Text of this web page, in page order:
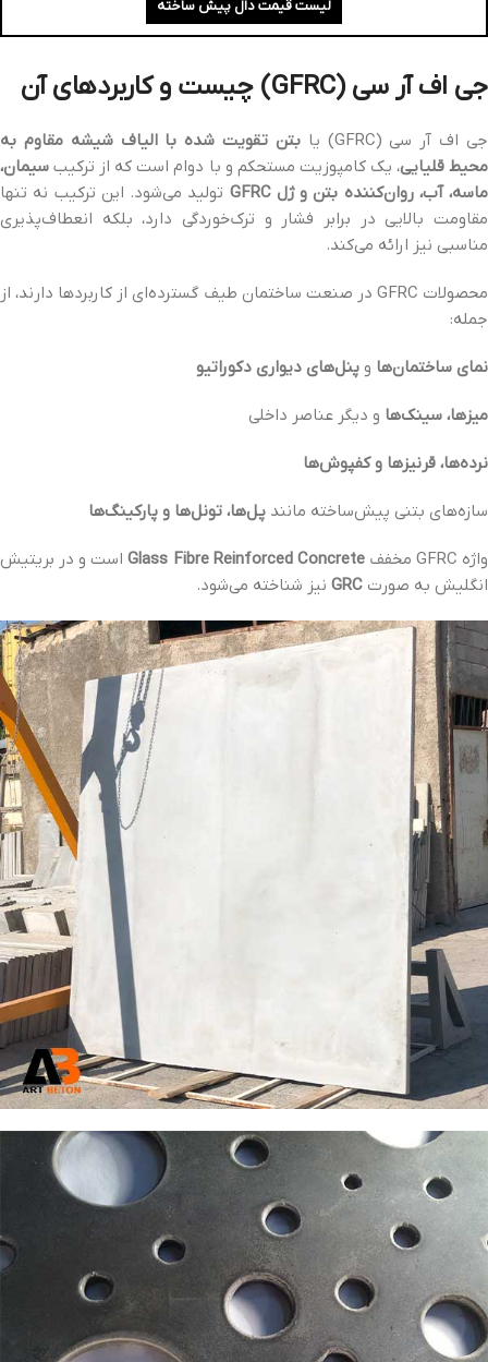
لیست قیمت دال پیش ساخته
جی اف آر سی (GFRC) چیست و کاربردهای آن
جی اف آر سی (GFRC) یا
بتن تقویت شده با الیاف شیشه مقاوم به
محیط قلیایی، یک کامپوزیت مستحکم و با دوام است که از ترکیب سیمان،
ماسه، آب، روان‌کننده بتن و ژل GFRC
تولید می‌شود. این ترکیب نه تنها
مقاومت بالایی در برابر فشار و ترک‌خوردگی دارد، بلکه انعطاف‌پذیری
مناسبی نیز ارائه می‌کند.
محصولات GFRC در صنعت ساختمان طیف گسترده‌ای از کاربردها دارند، از
جمله:
نمای ساختمان‌ها و پنل‌های دیواری دکوراتیو
میزها، سینک‌ها و دیگر عناصر داخلی
نرده‌ها، قرنیزها و کفپوش‌ها
سازه‌های بتنی پیش‌ساخته مانند پل‌ها، تونل‌ها و پارکینگ‌ها
واژه GFRC مخفف Glass Fibre Reinforced Concreteاست و در بریتیش
انگلیش به صورت GRC نیز شناخته می‌شود.